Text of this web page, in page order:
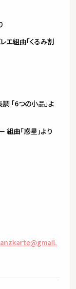
エ組曲「くるみ割
「6つの小品」よ
組曲「惑星」より